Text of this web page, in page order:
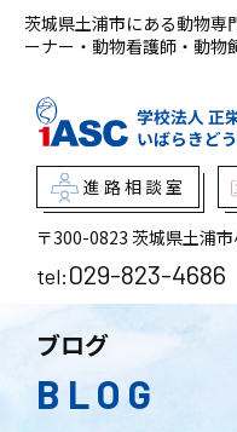
茨城県土浦市にある動物専
ーナー・動物看護師・動物
進路相談室
〒300-0823 茨城県土浦
tel:029-823-4686
ブログ
BLOG